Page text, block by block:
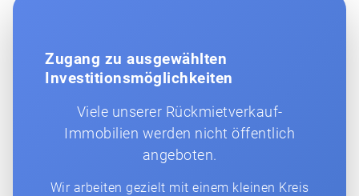
Zugang zu ausgewählten
Investitionsmöglichkeiten
Viele unserer Rückmietverkauf-
Immobilien werden nicht öffentlich
angeboten.
Wir arbeiten gezielt mit einem kleinen Kreis